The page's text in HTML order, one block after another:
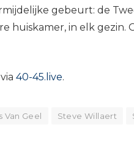
gebeurt: de
huiskamer, in elk gezin.
40-45.live.
Van Geel Steve Willaert